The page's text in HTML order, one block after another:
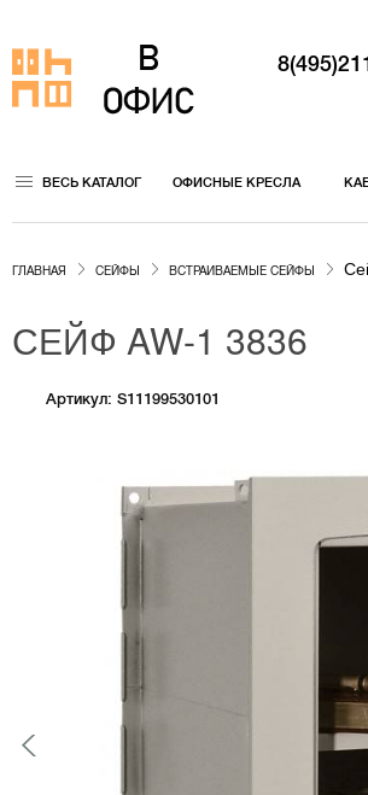
ВЕСЬ КАТАЛОГ ОФИСНЫЕ КРЕСЛА
ГЛАВНАЯ СЕЙФЫ ВСТРАИВАЕМЫЕ СЕЙФЫ
СЕЙФ AW-1 3836
Артикул: S11199530101